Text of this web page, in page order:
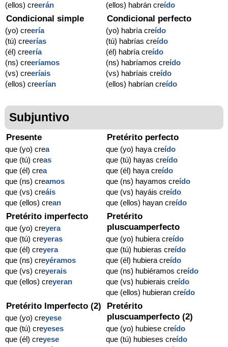
(ellos) creerán
(ellos) habrán creído
Condicional simple
(yo) creería
(tú) creerías
(él) creería
(ns) creeríamos
(vs) creeríais
(ellos) creerían
Condicional perfecto
(yo) habría creído
(tú) habrías creído
(él) habría creído
(ns) habríamos creído
(vs) habríais creído
(ellos) habrían creído
Subjuntivo
Presente
que (yo) crea
que (tú) creas
que (él) crea
que (ns) creamos
que (vs) creáis
que (ellos) crean
Pretérito perfecto
que (yo) haya creído
que (tú) hayas creído
que (él) haya creído
que (ns) hayamos creído
que (vs) hayáis creído
que (ellos) hayan creído
Pretérito imperfecto
que (yo) creyera
que (tú) creyeras
que (él) creyera
que (ns) creyéramos
que (vs) creyerais
que (ellos) creyeran
Pretérito
pluscuamperfecto
que (yo) hubiera creído
que (tú) hubieras creído
que (él) hubiera creído
que (ns) hubiéramos creído
que (vs) hubierais creído
que (ellos) hubieran creído
Pretérito Imperfecto (2)
que (yo) creyese
que (tú) creyeses
que (él) creyese
Pretérito
pluscuamperfecto (2)
que (yo) hubiese creído
que (tú) hubieses creído